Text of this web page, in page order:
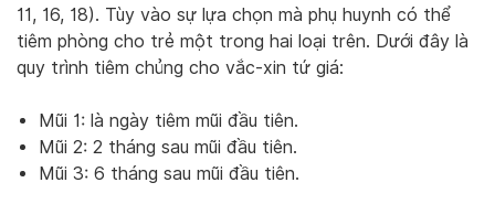
11, 16, 18). Tùy vào sự lựa chọn mà phụ huynh có thể
tiêm phòng cho trẻ một trong hai loại trên. Dưới đây là
quy trình tiêm chủng cho vắc-xin tứ giá:
Mũi 1: là ngày tiêm mũi đầu tiên.
Mũi 2: 2 tháng sau mũi đầu tiên.
Mũi 3: 6 tháng sau mũi đầu tiên.